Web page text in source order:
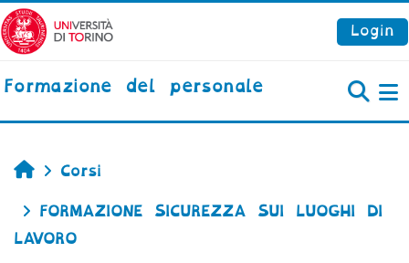
Vai al contenuto principale
Login
Formazione del personale
Home
Corsi
FORMAZIONE SICUREZZA SUI LUOGHI DI
LAVORO